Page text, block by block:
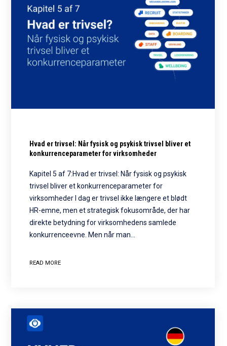
Hvad er trivsel: Når fysisk og psykisk trivsel bliver et
konkurrenceparameter for virksomheder
Kapitel 5 af 7:Hvad er trivsel: Når fysisk og psykisk
trivsel bliver et konkurrenceparameter for
virksomheder I dag er trivsel ikke længere et blødt
HR-emne, men et strategisk fokusområde, der har
direkte betydning for virksomhedens samlede
konkurrenceevne. Men når man…
READ MORE